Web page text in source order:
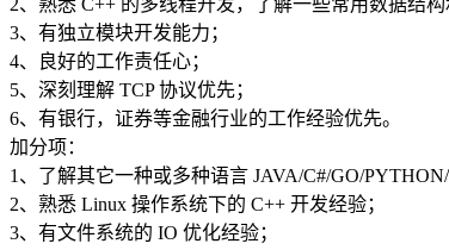
2、熟悉 C++ 的多线程开发，了解一些常用数据结构
3、有独立模块开发能力；
4、良好的工作责任心；
5、深刻理解 TCP 协议优先；
6、有银行，证券等金融行业的工作经验优先。
加分项：
1、了解其它一种或多种语言 JAVA/C#/GO/PYTHON/
2、熟悉 Linux 操作系统下的 C++ 开发经验；
3、有文件系统的 IO 优化经验；